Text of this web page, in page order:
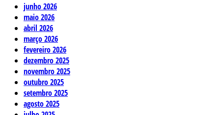
junho 2026
maio 2026
abril 2026
março 2026
fevereiro 2026
dezembro 2025
novembro 2025
outubro 2025
setembro 2025
agosto 2025